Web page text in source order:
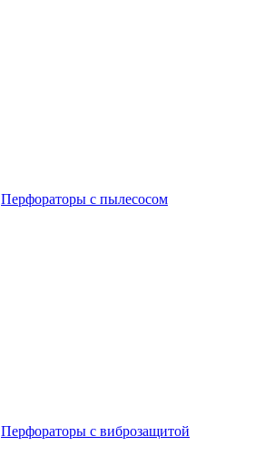
Перфораторы с пылесосом
Перфораторы с виброзащитой